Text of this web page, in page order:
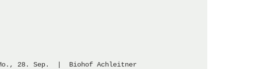
28. Sep. Biohof Achleitner